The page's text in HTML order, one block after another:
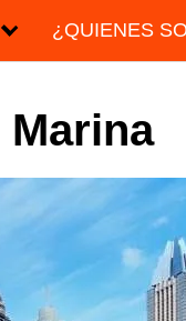
¿QUIENES
Marina